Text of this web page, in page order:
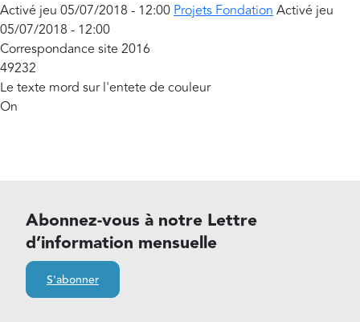
Activé jeu 05/07/2018 - 12:00Projets FondationActivé jeu
05/07/2018 - 12:00
Correspondance site 2016
49232
Le texte mord sur l'entete de couleur
On
Abonnez-vous à notre Lettre
d’information mensuelle
S'abonner